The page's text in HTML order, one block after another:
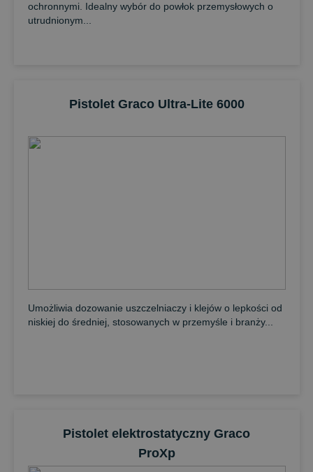
ochronnymi. Idealny wybór do powłok przemysłowych o
utrudnionym...
Pistolet Graco Ultra-Lite 6000
Umożliwia dozowanie uszczelniaczy i klejów o lepkości od
niskiej do średniej, stosowanych w przemyśle i branży...
Pistolet elektrostatyczny Graco
ProXp